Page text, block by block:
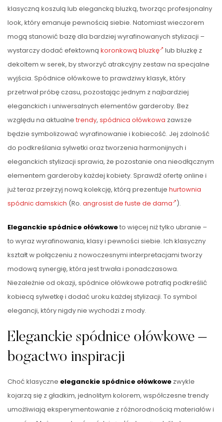
klasyczną koszulą lub elegancką bluzką, tworząc profesjonalny
look, który emanuje pewnością siebie. Natomiast wieczorem
mogą stanowić bazę dla bardziej wyrafinowanych stylizacji –
wystarczy dodać efektowną koronkową bluzkę lub bluzkę z
dekoltem w serek, by stworzyć atrakcyjny zestaw na specjalne
wyjścia. Spódnice ołówkowe to prawdziwy klasyk, który
przetrwał próbę czasu, pozostając jednym z najbardziej
eleganckich i uniwersalnych elementów garderoby. Bez
względu na aktualne trendy, spódnica ołówkowa zawsze
będzie symbolizować wyrafinowanie i kobiecość. Jej zdolność
do podkreślania sylwetki oraz tworzenia harmonijnych i
eleganckich stylizacji sprawia, że pozostanie ona nieodłącznym
elementem garderoby każdej kobiety. Sprawdź ofertę online i
już teraz przejrzyj nową kolekcję, którą prezentuje hurtownia
spódnic damskich (Ro. angrosist de fuste de dama ).
Eleganckie spódnice ołówkoweto więcej niż tylko ubranie –
to wyraz wyrafinowania, klasy i pewności siebie. Ich klasyczny
kształt w połączeniu z nowoczesnymi interpretacjami tworzy
modową synergię, która jest trwała i ponadczasowa.
Niezależnie od okazji, spódnice ołówkowe potrafią podkreślić
kobiecą sylwetkę i dodać uroku każdej stylizacji. To symbol
elegancji, który nigdy nie wychodzi z mody.
Eleganckie spódnice ołówkowe –
bogactwo inspiracji
Choć klasyczne eleganckie spódnice ołówkowe zwykle
kojarzą się z gładkim, jednolitym kolorem, współczesne trendy
umożliwiają eksperymentowanie z różnorodnością materiałów i